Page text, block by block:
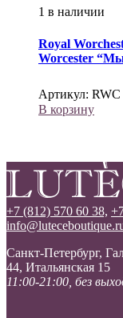
1 в наличии
Royal
Worcester
Артикул:
В корзину
+7 (812) 570 60 38,
Санкт-Петербург,
44, Итальянская 15
11:00-21:00, без